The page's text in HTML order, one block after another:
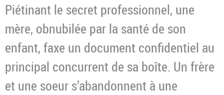
Piétinant le secret professionnel, une
mère, obnubilée par la santé de son
enfant, faxe un document confidentiel au
principal concurrent de sa boîte. Un frère
et une soeur s’abandonnent à une